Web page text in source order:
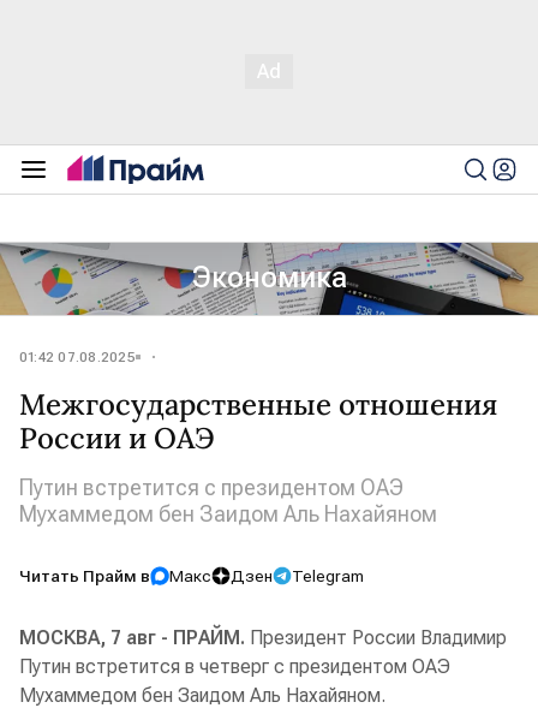
Экономика
01:42 07.08.2025
Межгосударственные отношения
России и ОАЭ
Путин встретится с президентом ОАЭ
Мухаммедом бен Заидом Аль Нахайяном
Читать Прайм в Макс Дзен Telegram
МОСКВА, 7 авг - ПРАЙМ. Президент России Владимир
Путин встретится в четверг с президентом ОАЭ
Мухаммедом бен Заидом Аль Нахайяном.